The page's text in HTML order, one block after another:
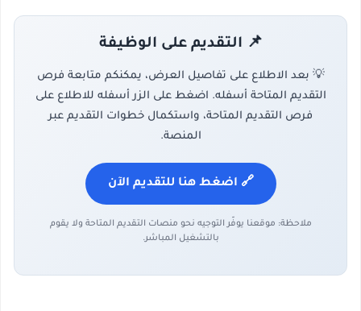
📌 التقديم على الوظيفة
💡 بعد الاطلاع على تفاصيل العرض، يمكنكم متابعة فرص
التقديم المتاحة أسفله. اضغط على الزر أسفله للاطلاع على
فرص التقديم المتاحة، واستكمال خطوات التقديم عبر
المنصة.
🔗 اضغط هنا للتقديم الآن
ملاحظة: موقعنا يوفّر التوجيه نحو منصات التقديم المتاحة ولا يقوم
بالتشغيل المباشر.